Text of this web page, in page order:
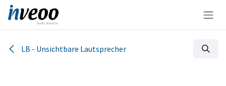
Zum Inhalt springen
LB - Unsichtbare Lautsprecher